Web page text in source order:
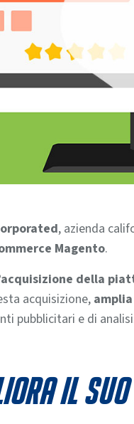
, azienda
Magento.
della
acquisizione,
pubblicitari e di
il suo